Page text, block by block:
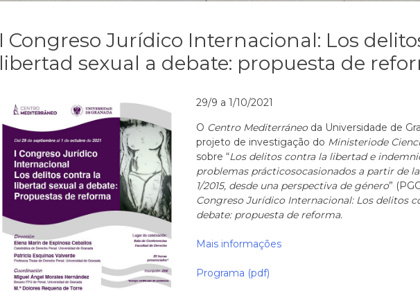
I Congreso Jurídico Internacional: Los
libertad sexual a debate: propuesta de
29/9 a 1/10/2021
O Centro Mediterráneoda Universidade de
projeto de investigação do Ministeriode
sobre “Los delitos contra la libertade
problemas prácticosocasionados a partir de
1/2015, desde una perspectivade género”
CongresoJurídico Internacional: Los delitos
debate: propuestade reforma.
Mais informações
Programa (pdf)